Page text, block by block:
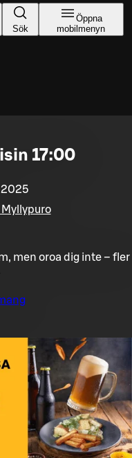
Sök
Öppna
mobilmenyn
17:00
men oroa dig inte – fler